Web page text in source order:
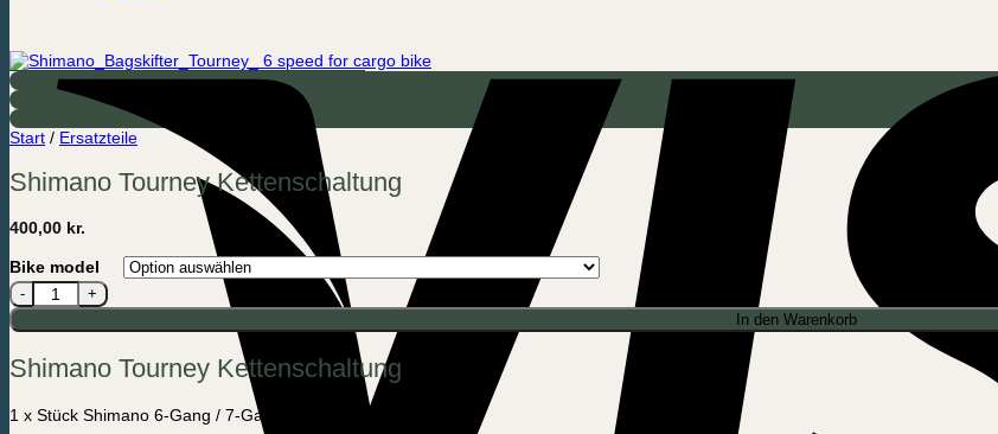
Start / Ersatzteile
Shimano Tourney Kettenschaltung
400,00 kr.
Bike model
Shimano Tourney Kettenschaltung Menge
In den Warenkorb
Shimano Tourney Kettenschaltung
1 x Stück Shimano 6-Gang / 7-Gang Hinterradgetriebe.